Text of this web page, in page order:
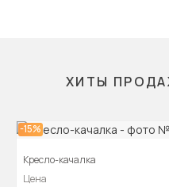
ХИТЫ
-15%
Кресло-качалка
Цена